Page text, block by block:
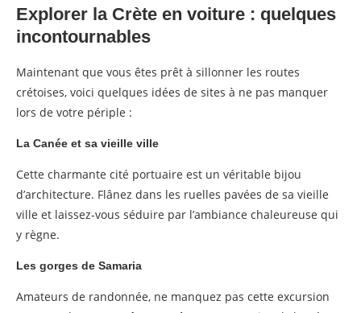
Explorer la Crète en voiture : quelques
incontournables
Maintenant que vous êtes prêt à sillonner les routes
crétoises, voici quelques idées de sites à ne pas manquer
lors de votre périple :
La Canée et sa vieille ville
Cette charmante cité portuaire est un véritable bijou
d’architecture. Flânez dans les ruelles pavées de sa vieille
ville et laissez-vous séduire par l’ambiance chaleureuse qui
y règne.
Les gorges de Samaria
Amateurs de randonnée, ne manquez pas cette excursion